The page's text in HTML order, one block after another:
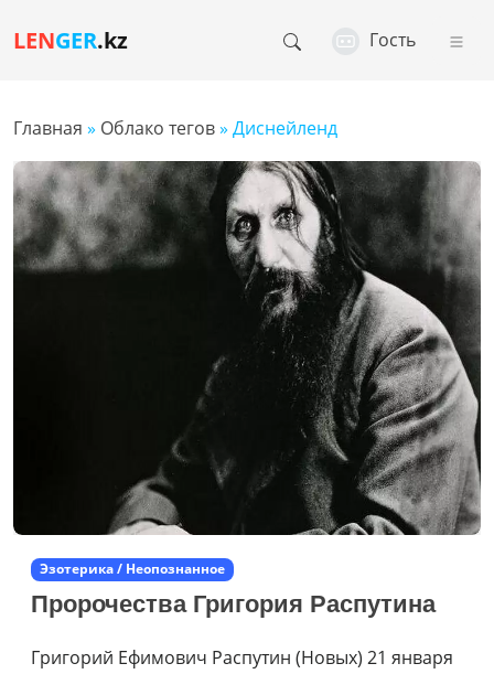
LENGER.kz Гость
Главная » Облако тегов» Диснейленд
Эзотерика / Неопознанное
Пророчества Григория Распутина
Григорий Ефимович Распутин (Новых) 21 января